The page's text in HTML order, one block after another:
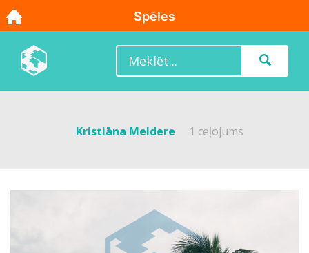
Kristiāna Meldere 1 ceļojums